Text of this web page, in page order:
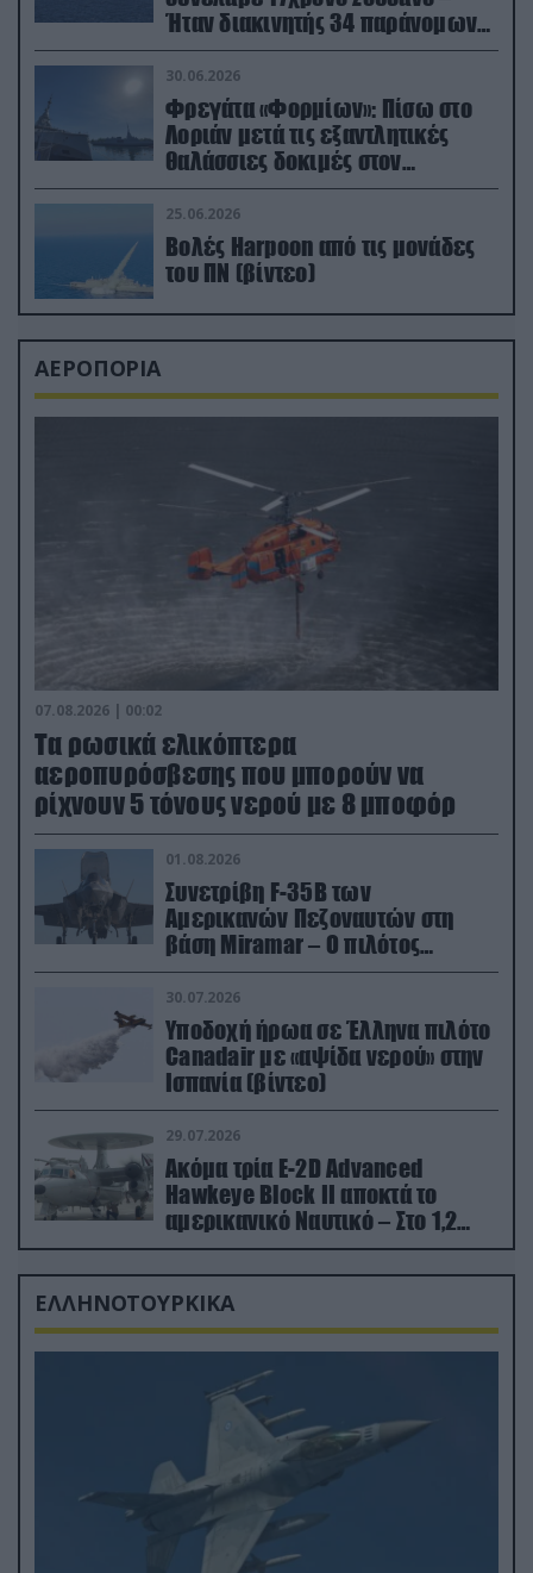
Ήταν διακινητής 34 παράνομων
μεταναστών
30.06.2026
Φρεγάτα «Φορμίων»: Πίσω στο
Λοριάν μετά τις εξαντλητικές
θαλάσσιες δοκιμές στον
απαιτητικό Βισκαϊκό
25.06.2026
Βολές Harpoon από τις μονάδες
του ΠΝ (βίντεο)
ΑΕΡΟΠΟΡΙΑ
07.08.2026 | 00:02
Τα ρωσικά ελικόπτερα
αεροπυρόσβεσης που μπορούν να
ρίχνουν 5 τόνους νερού με 8 μποφόρ
01.08.2026
Συνετρίβη F-35B των
Αμερικανών Πεζοναυτών στη
βάση Miramar – Ο πιλότος
εκτινάχθηκε εγκαίρως
30.07.2026
Υποδοχή ήρωα σε Έλληνα πιλότο
Canadair με «αψίδα νερού» στην
Ισπανία (βίντεο)
29.07.2026
Ακόμα τρία E-2D Advanced
Hawkeye Block II αποκτά το
αμερικανικό Ναυτικό – Στο 1,2
δισ.δολάρια το κόστος
ΕΛΛΗΝΟΤΟΥΡΚΙΚΑ